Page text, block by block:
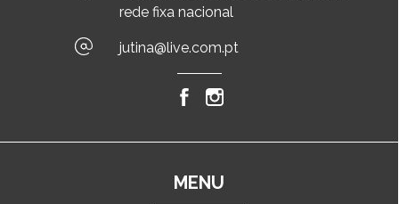
rede fixa nacional
jutina@live.com.pt
MENU